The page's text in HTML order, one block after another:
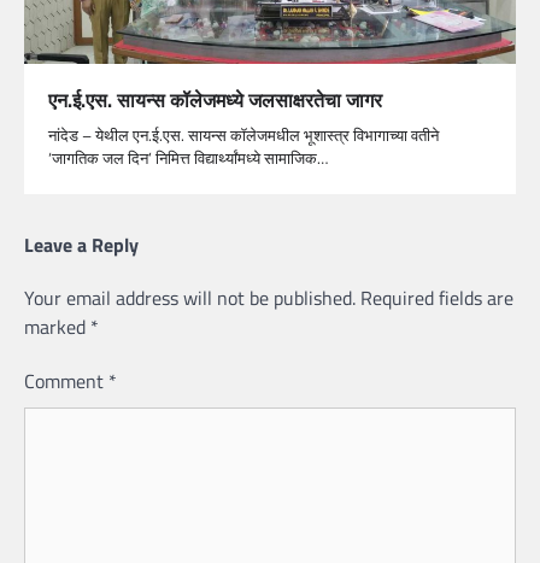
एन.ई.एस. सायन्स कॉलेजमध्ये जलसाक्षरतेचा जागर
नांदेड – येथील एन.ई.एस. सायन्स कॉलेजमधील भूशास्त्र विभागाच्या वतीने
‘जागतिक जल दिन’ निमित्त विद्यार्थ्यांमध्ये सामाजिक…
Leave a Reply
Your email address will not be published. Required fields are
marked *
Comment *